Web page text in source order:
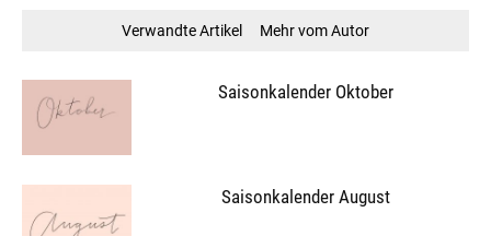
Verwandte Artikel Mehr vom Autor
Saisonkalender Oktober
Saisonkalender August